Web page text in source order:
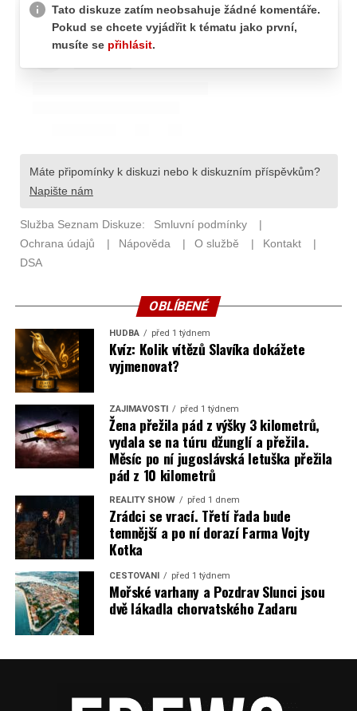
OBLÍBENÉ
HUDBA před 1 týdnem
Kvíz: Kolik vítězů Slavíka dokážete
vyjmenovat?
ZAJÍMAVOSTI před 1 týdnem
Žena přežila pád z výšky 3 kilometrů,
vydala se na túru džunglí a přežila.
Měsíc po ní jugoslávská letuška přežila
pád z 10 kilometrů
REALITY SHOW před 1 dnem
Zrádci se vrací. Třetí řada bude
temnější a po ní dorazí Farma Vojty
Kotka
CESTOVÁNÍ před 1 týdnem
Mořské varhany a Pozdrav Slunci jsou
dvě lákadla chorvatského Zadaru